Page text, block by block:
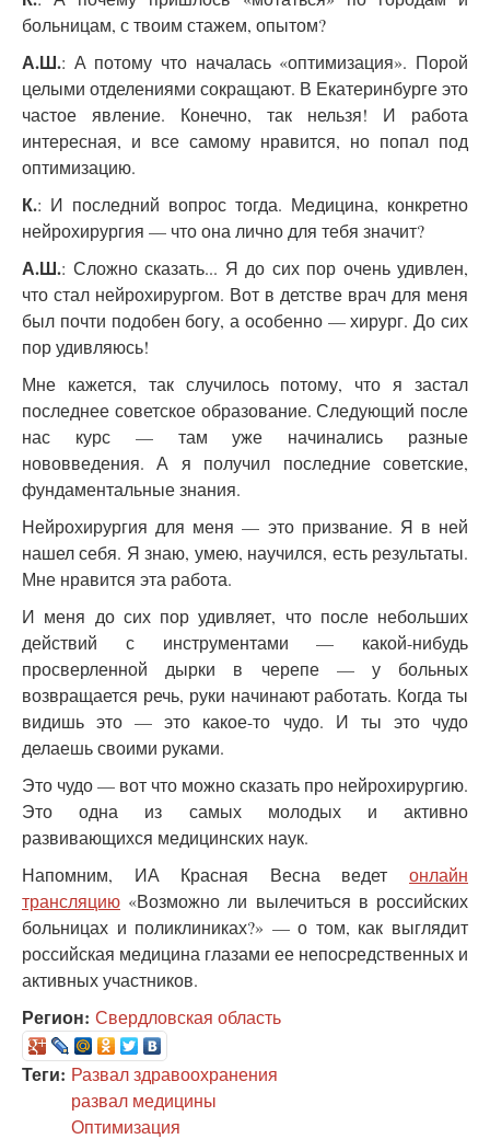
больницам, с твоим стажем, опытом?
А.Ш.: А потому что началась «оптимизация». Порой
целыми отделениями сокращают. В Екатеринбурге это
частое явление. Конечно, так нельзя! И работа
интересная, и все самому нравится, но попал под
оптимизацию.
К.: И последний вопрос тогда. Медицина, конкретно
нейрохирургия — что она лично для тебя значит?
А.Ш.: Сложно сказать... Я до сих пор очень удивлен,
что стал нейрохирургом. Вот в детстве врач для меня
был почти подобен богу, а особенно — хирург. До сих
пор удивляюсь!
Мне кажется, так случилось потому, что я застал
последнее советское образование. Следующий после
нас курс — там уже начинались разные
нововведения. А я получил последние советские,
фундаментальные знания.
Нейрохирургия для меня — это призвание. Я в ней
нашел себя. Я знаю, умею, научился, есть результаты.
Мне нравится эта работа.
И меня до сих пор удивляет, что после небольших
действий с инструментами — какой-нибудь
просверленной дырки в черепе — у больных
возвращается речь, руки начинают работать. Когда ты
видишь это — это какое-то чудо. И ты это чудо
делаешь своими руками.
Это чудо — вот что можно сказать про нейрохирургию.
Это одна из самых молодых и активно
развивающихся медицинских наук.
Напомним, ИА Красная Весна ведет онлайн
трансляцию «Возможно ли вылечиться в российских
больницах и поликлиниках?» — о том, как выглядит
российская медицина глазами ее непосредственных и
активных участников.
Регион: Свердловская область
Теги: Развал здравоохранения
развал медицины
Оптимизация